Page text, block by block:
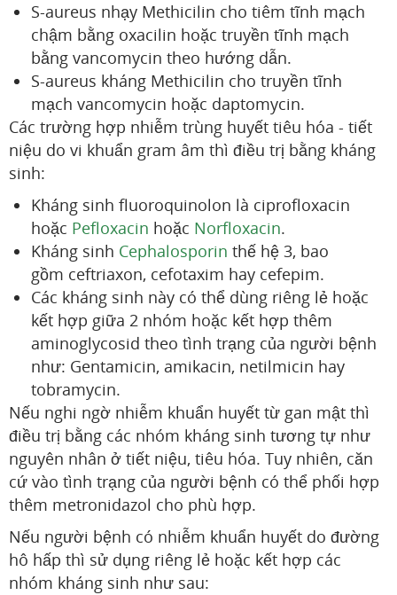
S-aureus nhạy Methicilin cho tiêm tĩnh mạch
chậm bằng oxacilin hoặc truyền tĩnh mạch
bằng vancomycin theo hướng dẫn.
S-aureus kháng Methicilin cho truyền tĩnh
mạch vancomycin hoặc daptomycin.
Các trường hợp nhiễm trùng huyết tiêu hóa - tiết
niệu do vi khuẩn gram âm thì điều trị bằng kháng
sinh:
Kháng sinh fluoroquinolon là ciprofloxacin
hoặc Pefloxacin hoặc Norfloxacin.
Kháng sinh Cephalosporin thế hệ 3, bao
gồm ceftriaxon, cefotaxim hay cefepim.
Các kháng sinh này có thể dùng riêng lẻ hoặc
kết hợp giữa 2 nhóm hoặc kết hợp thêm
aminoglycosid theo tình trạng của người bệnh
như: Gentamicin, amikacin, netilmicin hay
tobramycin.
Nếu nghi ngờ nhiễm khuẩn huyết từ gan mật thì
điều trị bằng các nhóm kháng sinh tương tự như
nguyên nhân ở tiết niệu, tiêu hóa. Tuy nhiên, căn
cứ vào tình trạng của người bệnh có thể phối hợp
thêm metronidazol cho phù hợp.
Nếu người bệnh có nhiễm khuẩn huyết do đường
hô hấp thì sử dụng riêng lẻ hoặc kết hợp các
nhóm kháng sinh như sau: